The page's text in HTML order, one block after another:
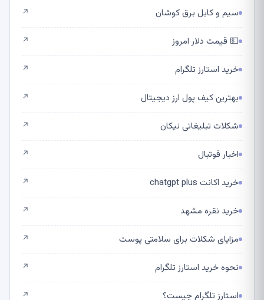
سیم و کابل برق کوشان ↗
💵 قیمت دلار امروز ↗
خرید استارز تلگرام ↗
بهترین کیف پول ارز دیجیتال ↗
شکلات تبلیغاتی نیکان ↗
اخبار فوتبال ↗
خرید اکانت chatgpt plus ↗
خرید نقره مشهد ↗
مزایای شکلات برای سلامتی پوست ↗
نحوه خرید استارز تلگرام ↗
استارز تلگرام چیست؟ ↗